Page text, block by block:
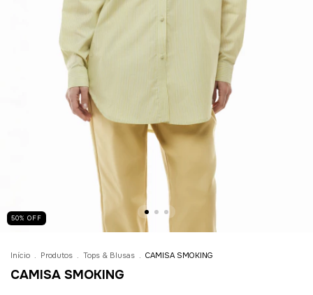
50% OFF
Início . Produtos . Tops & Blusas . CAMISA SMOKING
CAMISA SMOKING